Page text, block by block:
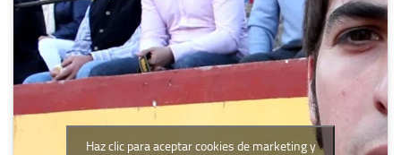
Haz clic para aceptar cookies de marketing y